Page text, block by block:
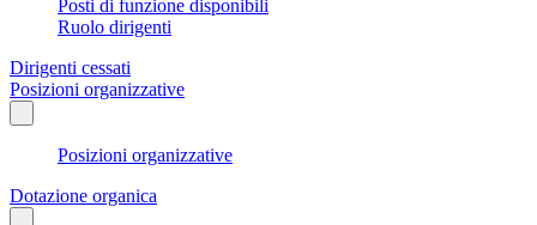
Posti di funzione disponibili
Ruolo dirigenti
Dirigenti cessati
Posizioni organizzative
Posizioni organizzative
Dotazione organica